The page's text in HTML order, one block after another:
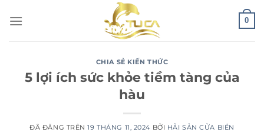
đến
0
CHIA SẺ KIẾN THỨC
5 lợi ích sức khỏe tiềm tàng của
hàu
ĐÃ ĐĂNG TRÊN19 THÁNG 11, 2024 BỞI HẢI SẢN CỬA BIỂN